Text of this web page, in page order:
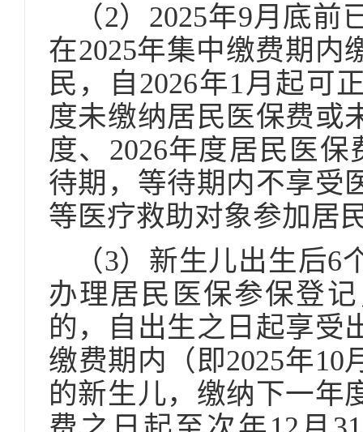
（2）2025年9月底
在2025年集中缴费期内
民，自2026年1月起可
度未缴纳居民医保费或
度、2026年度居民医
待期，等待期内不享受
等医疗救助对象参加居
（3）新生儿出生后
办理居民医保参保登
的，自出生之日起享受
缴费期内（即2025年10
的新生儿，缴纳下一年